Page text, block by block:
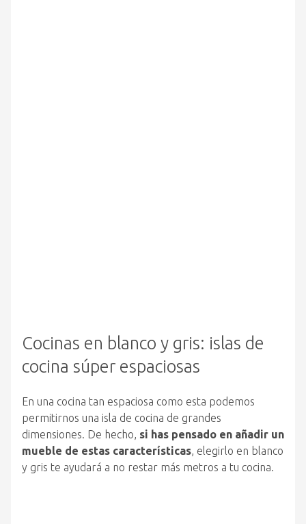
Cocinas en blanco y gris: islas de
cocina súper espaciosas
En una cocina tan espaciosa como esta podemos
permitirnos una isla de cocina de grandes
dimensiones. De hecho, si has pensado en añadir un
mueble de estas características, elegirlo en blanco
y gris te ayudará a no restar más metros a tu cocina.